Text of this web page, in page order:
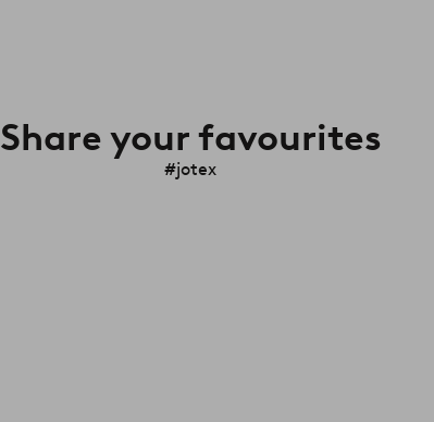
Share your favourites
#jotex